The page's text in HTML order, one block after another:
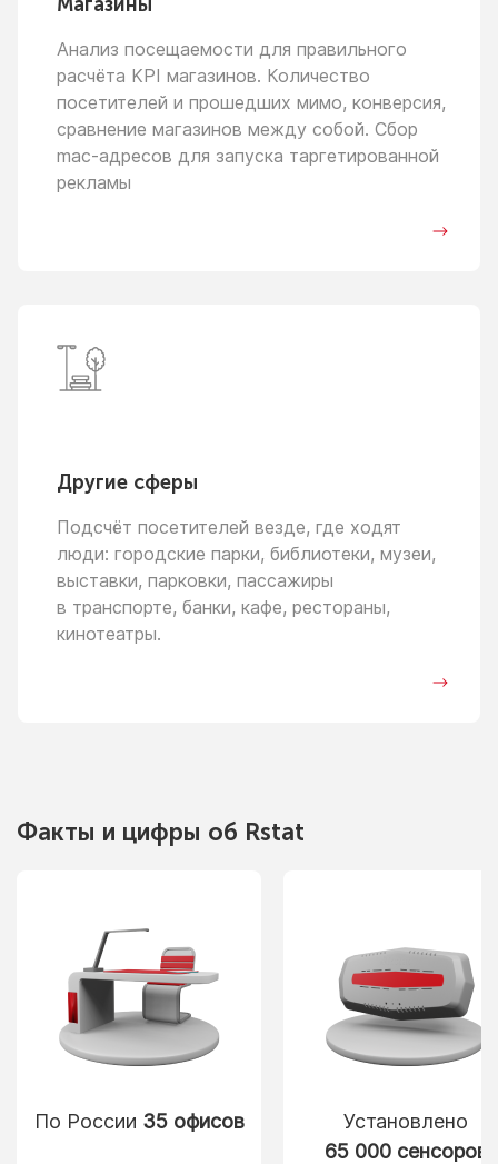
Анализ посещаемости для правильного
расчёта KPI магазинов. Количество
посетителей и прошедших мимо, конверсия,
сравнение магазинов между собой. Сбор
mac-адресов для запуска таргетированной
рекламы
Другие сферы
Подсчёт посетителей везде, где ходят
люди: городские парки, библиотеки, музеи,
выставки, парковки, пассажиры
в транспорте, банки, кафе, рестораны,
кинотеатры.
Факты и цифры об Rstat
По России 35 офисов
Установлено
65 000 сенсоров